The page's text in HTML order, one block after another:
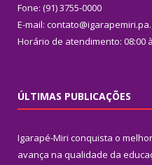
Fone: (91) 3755-0000
E-mail:
Horário de atendimento: 08:00
ÚLTIMAS PUBLICAÇÕES
Igarapé-Miri conquista o
avança na qualidade da